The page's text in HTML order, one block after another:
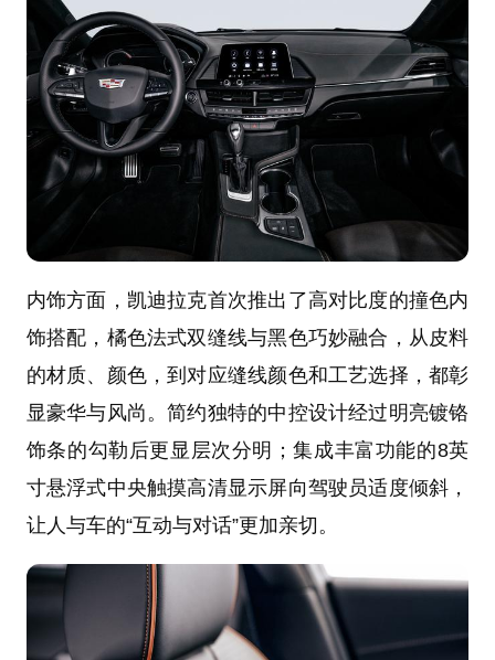
内饰方面，凯迪拉克首次推出了高对比度的撞色内
饰搭配，橘色法式双缝线与黑色巧妙融合，从皮料
的材质、颜色，到对应缝线颜色和工艺选择，都彰
显豪华与风尚。简约独特的中控设计经过明亮镀铬
饰条的勾勒后更显层次分明；集成丰富功能的8英
寸悬浮式中央触摸高清显示屏向驾驶员适度倾斜，
让人与车的“互动与对话”更加亲切。